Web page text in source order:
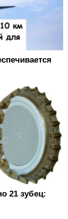
21 зубец: